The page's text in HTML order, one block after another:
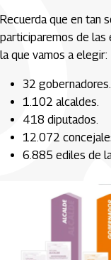
Recuerda que en tan
participaremos de
la que vamos a elegir:
32 gobernadores.
1.102 alcaldes.
418 diputados.
12.072
6.885 ediles de